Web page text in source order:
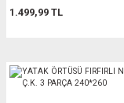
1.499,99 TL